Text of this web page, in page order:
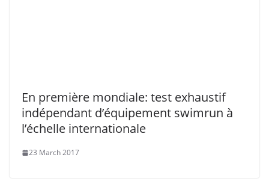
En première mondiale: test exhaustif
indépendant d’équipement swimrun à
l’échelle internationale
23 March 2017